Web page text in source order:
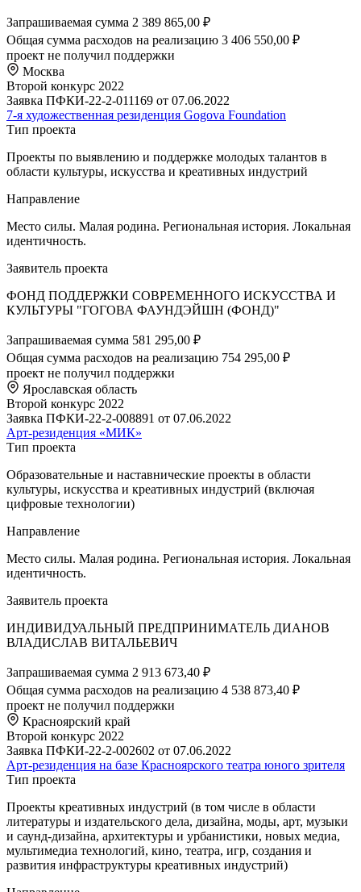
Запрашиваемая сумма 2 389 865,00 ₽
Общая сумма расходов на реализацию 3 406 550,00 ₽
проект не получил поддержки
Москва
Второй конкурс 2022
Заявка ПФКИ-22-2-011169 от 07.06.2022
7-я художественная резиденция Gogova Foundation
Тип проекта
Проекты по выявлению и поддержке молодых талантов в
области культуры, искусства и креативных индустрий
Направление
Место силы. Малая родина. Региональная история. Локальная
идентичность.
Заявитель проекта
ФОНД ПОДДЕРЖКИ СОВРЕМЕННОГО ИСКУССТВА И
КУЛЬТУРЫ "ГОГОВА ФАУНДЭЙШН (ФОНД)"
Запрашиваемая сумма 581 295,00 ₽
Общая сумма расходов на реализацию 754 295,00 ₽
проект не получил поддержки
Ярославская область
Второй конкурс 2022
Заявка ПФКИ-22-2-008891 от 07.06.2022
Арт-резиденция «МИК»
Тип проекта
Образовательные и наставнические проекты в области
культуры, искусства и креативных индустрий (включая
цифровые технологии)
Направление
Место силы. Малая родина. Региональная история. Локальная
идентичность.
Заявитель проекта
ИНДИВИДУАЛЬНЫЙ ПРЕДПРИНИМАТЕЛЬ ДИАНОВ
ВЛАДИСЛАВ ВИТАЛЬЕВИЧ
Запрашиваемая сумма 2 913 673,40 ₽
Общая сумма расходов на реализацию 4 538 873,40 ₽
проект не получил поддержки
Красноярский край
Второй конкурс 2022
Заявка ПФКИ-22-2-002602 от 07.06.2022
Арт-резиденция на базе Красноярcкого театра юного зрителя
Тип проекта
Проекты креативных индустрий (в том числе в области
литературы и издательского дела, дизайна, моды, арт, музыки
и саунд-дизайна, архитектуры и урбанистики, новых медиа,
мультимедиа технологий, кино, театра, игр, создания и
развития инфраструктуры креативных индустрий)